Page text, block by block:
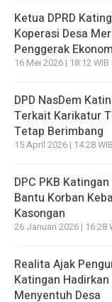
Ketua DPRD
Koperasi Desa
Penggerak
16 Mei 2026 | 18:12 WIB
DPD NasDem
Terkait Karikatur
Tetap Berimbang
15 April 2026 | 14:28 WIB
DPC PKB
Bantu Korban
Kasongan
26 Januari 2026 | 16:28
Realita Ajak
Katingan
Menyentuh Desa